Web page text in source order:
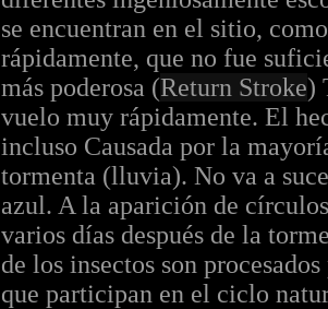
se encuentran en el sitio,
rápidamente, que no fue
más poderosa (Return Stroke)
vuelo muy rápidamente. El
incluso Causada por la
tormenta (lluvia). No va a
azul. A la aparición de
varios días después de la
de los insectos son
que participan en el ciclo